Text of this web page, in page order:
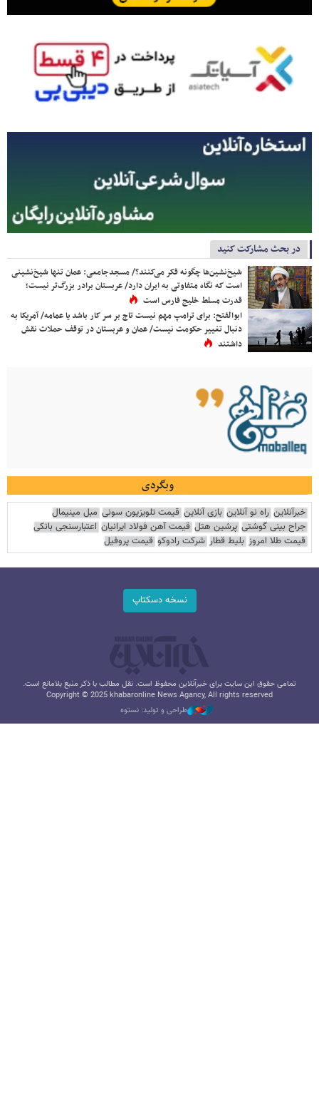
در بحث مشارکت کنید
شیخ‌نشین‌ها چگونه فکر می‌کنند؟/ مسجدجامعی: عمان تنها شیخ‌نشینی
است که نگاه متفاوتی به ایران دارد/ عربستان برادر بزرگ‌تر نیست؛
قدرت مسلط خلیج فارس است
ابوالفتح: برای ترامپ مهم نیست تاج بر سر کار باشد یا عمامه/ آمریکا به
دنبال تغییر حکومت نیست/ عمان و عربستان در توقف حملات نقش
داشتند
وبگردی
خبرآنلاین راه نو آنلاین بازی آنلاین قیمت تلویزیون سونی مبل مینیمال
جراح بینی گوشتی پرشین هتل قیمت آهن فولاد ایرانیان اعتبارسنجی بانکی
قیمت طلا امروز بلیط قطار شرکت رادوکو قیمت پروفیل
نسخه دسکتاپ
تمامی حقوق این سایت برای خبرآنلاین محفوظ است. نقل مطالب با ذکر منبع بلامانع است.
Copyright © 2025 khabaronline News Agancy, All rights reserved
طراحی و تولید: نستوه